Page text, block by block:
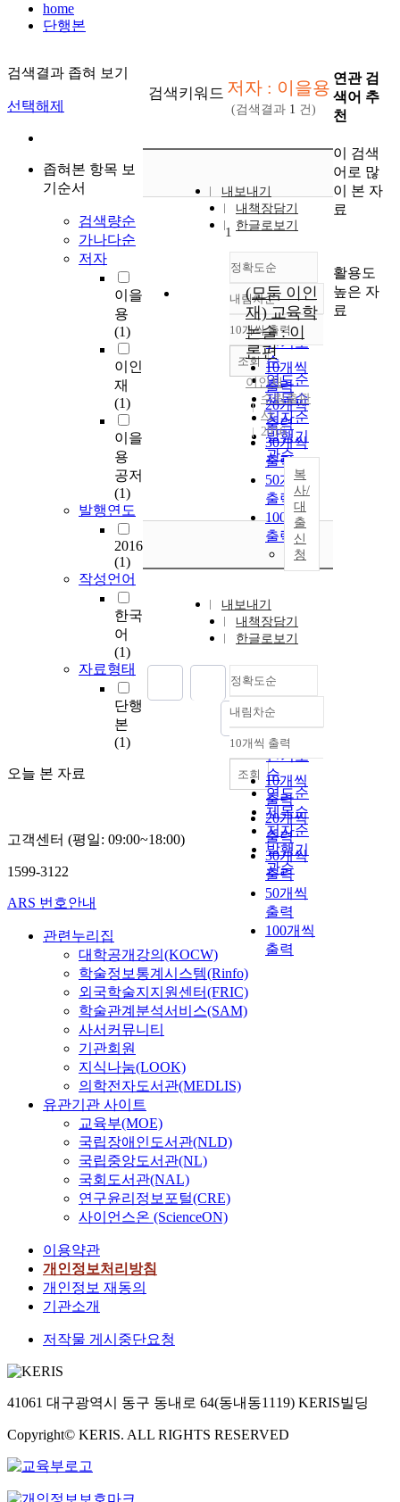
home
단행본
검색결과 좁혀 보기
선택해제
좁혀본 항목 보
기순서
검색량순
가나다순
저자
이을
용
(1)
이인
재
(1)
이을
용
공저
(1)
발행연도
2016
(1)
작성언어
한국
어
(1)
자료형태
단행
본
(1)
오늘 본 자료
검색키워드 저자 : 이을용
(검색결과 1 건)
내보내기
내책장담기
한글로보기
정확도순
정확도
순
인기도
순
연도순
제목순
저자순
발행기
관순
내림차순
내림차순
10개씩 출력
10개씩
출력
20개씩
출력
30개씩
출력
50개씩
출력
100개씩
출력
조회
1
(모둠 이인
재) 교육학
논술 : 이
론편
이인재
수림출판
사
2016
복
사/
대
출
신
청
내보내기
내책장담기
한글로보기
정확도순
정확도
순
인기도
순
연도순
제목순
저자순
발행기
관순
내림차순
내림차순
10개씩 출력
10개씩
출력
20개씩
출력
30개씩
출력
50개씩
출력
100개씩
출력
조회
연관 검
색어 추
천
이 검색
어로 많
이 본 자
료
활용도
높은 자
료
고객센터 (평일: 09:00~18:00)
1599-3122
ARS 번호안내
관련누리집
대학공개강의(KOCW)
학술정보통계시스템(Rinfo)
외국학술지지원센터(FRIC)
학술관계분석서비스(SAM)
사서커뮤니티
기관회원
지식나눔(LOOK)
의학전자도서관(MEDLIS)
유관기관 사이트
교육부(MOE)
국립장애인도서관(NLD)
국립중앙도서관(NL)
국회도서관(NAL)
연구윤리정보포털(CRE)
사이언스온 (ScienceON)
이용약관
개인정보처리방침
개인정보 재동의
기관소개
저작물 게시중단요청
41061 대구광역시 동구 동내로 64(동내동1119) KERIS빌딩
Copyright© KERIS. ALL RIGHTS RESERVED